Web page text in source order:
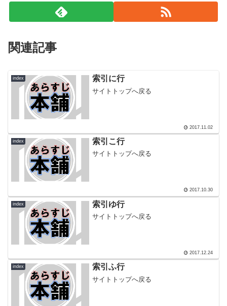
関連記事
index 索引に行
サイトトップへ戻る
2017.11.02
index 索引こ行
サイトトップへ戻る
2017.10.30
index 索引ゆ行
サイトトップへ戻る
2017.12.24
index 索引ふ行
サイトトップへ戻る